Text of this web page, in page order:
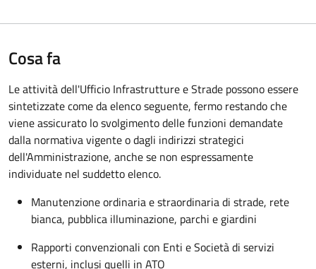
Cosa fa
Le attività dell'Ufficio Infrastrutture e Strade possono essere
sintetizzate come da elenco seguente, fermo restando che
viene assicurato lo svolgimento delle funzioni demandate
dalla normativa vigente o dagli indirizzi strategici
dell'Amministrazione, anche se non espressamente
individuate nel suddetto elenco.
Manutenzione ordinaria e straordinaria di strade, rete
bianca, pubblica illuminazione, parchi e giardini
Rapporti convenzionali con Enti e Società di servizi
esterni, inclusi quelli in ATO